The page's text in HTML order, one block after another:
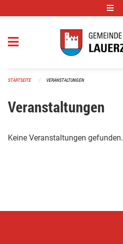
STARTSEITE VERANSTALTUNGEN
Veranstaltungen
Keine Veranstaltungen gefunden.